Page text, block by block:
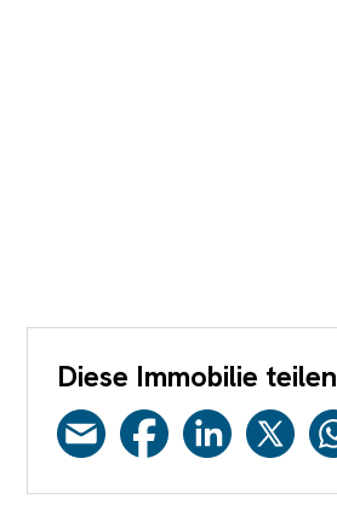
Diese Immobilie teilen